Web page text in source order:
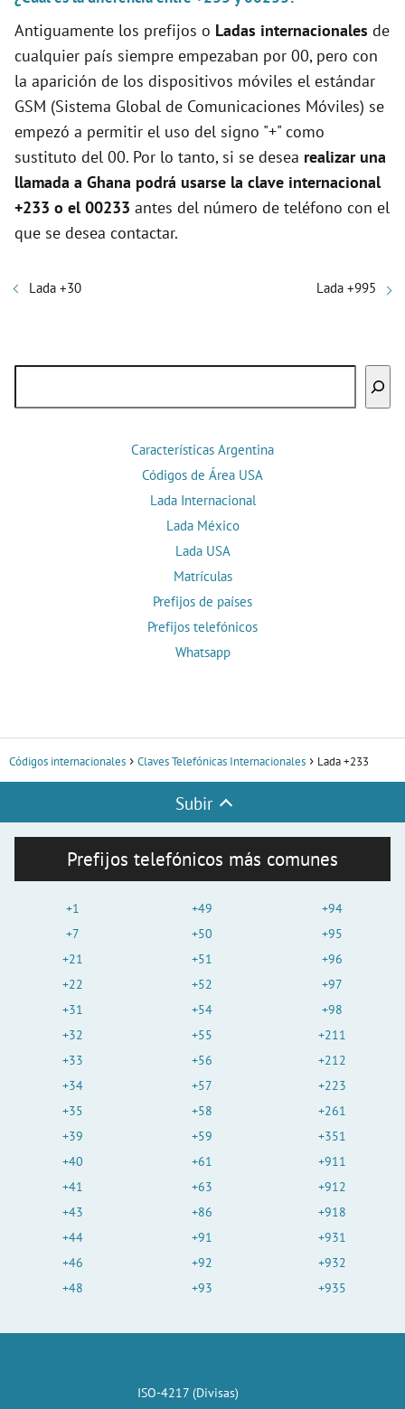
Antiguamente los prefijos o Ladas internacionales de
cualquier país siempre empezaban por 00, pero con
la aparición de los dispositivos móviles el estándar
GSM (Sistema Global de Comunicaciones Móviles) se
empezó a permitir el uso del signo "+" como
sustituto del 00. Por lo tanto, si se desea realizar una
llamada a Ghana podrá usarse la clave internacional
+233 o el 00233 antes del número de teléfono con el
que se desea contactar.
Lada +30 Lada +995
Características Argentina
Códigos de Área USA
Lada Internacional
Lada México
Lada USA
Matrículas
Prefijos de países
Prefijos telefónicos
Whatsapp
Códigos internacionales Claves Telefónicas Internacionales Lada +233
Subir
Prefijos telefónicos más comunes
+1
+7
+21
+22
+31
+32
+33
+34
+35
+39
+40
+41
+43
+44
+46
+48
+49
+50
+51
+52
+54
+55
+56
+57
+58
+59
+61
+63
+86
+91
+92
+93
+94
+95
+96
+97
+98
+211
+212
+223
+261
+351
+911
+912
+918
+931
+932
+935
ISO-4217 (Divisas)